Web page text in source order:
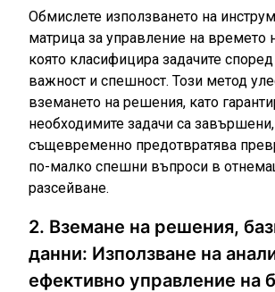
Обмислете използването на
матрица за управление на времето
която класифицира задачите според
важност и спешност. Този метод
вземането на решения, като
необходимите задачи са
същевременно предотвратява
по-малко спешни въпроси в
разсейване.
2. Вземане на решения,
данни: Използване на
ефективно управление на